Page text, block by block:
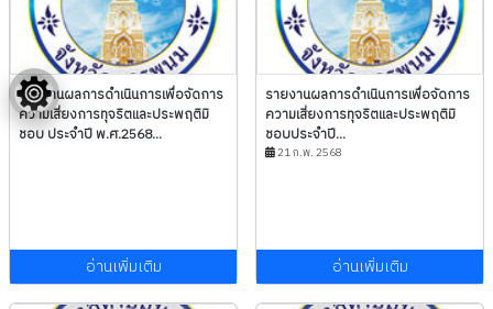
รายงานผลการดำเนินการเพื่อจัดการ
ความเสี่ยงการทุจริตและประพฤติมิ
ชอบ ประจำปี พ.ศ.2568...
อ่านเพิ่มเติม
รายงานผลการดำเนินการเพื่อจัดการ
ความเสี่ยงการทุจริตและประพฤติมิ
ชอบประจำปี...
21 ก.พ. 2568
อ่านเพิ่มเติม